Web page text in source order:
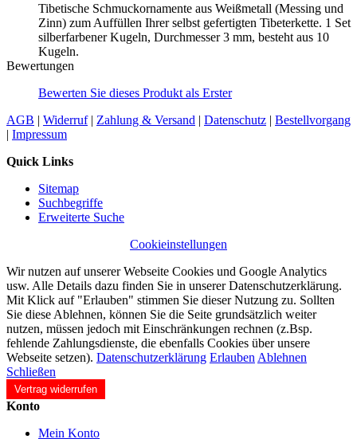
Tibetische Schmuckornamente aus Weißmetall (Messing und
Zinn) zum Auffüllen Ihrer selbst gefertigten Tibeterkette. 1 Set
silberfarbener Kugeln, Durchmesser 3 mm, besteht aus 10
Kugeln.
Bewertungen
Bewerten Sie dieses Produkt als Erster
AGB | Widerruf| Zahlung & Versand | Datenschutz | Bestellvorgang
| Impressum
Quick Links
Sitemap
Suchbegriffe
Erweiterte Suche
Cookieinstellungen
Wir nutzen auf unserer Webseite Cookies und Google Analytics
usw. Alle Details dazu finden Sie in unserer Datenschutzerklärung.
Mit Klick auf "Erlauben" stimmen Sie dieser Nutzung zu. Sollten
Sie diese Ablehnen, können Sie die Seite grundsätzlich weiter
nutzen, müssen jedoch mit Einschränkungen rechnen (z.Bsp.
fehlende Zahlungsdienste, die ebenfalls Cookies über unsere
Webseite setzen). Datenschutzerklärung Erlauben Ablehnen
Schließen
Vertrag widerrufen
Konto
Mein Konto